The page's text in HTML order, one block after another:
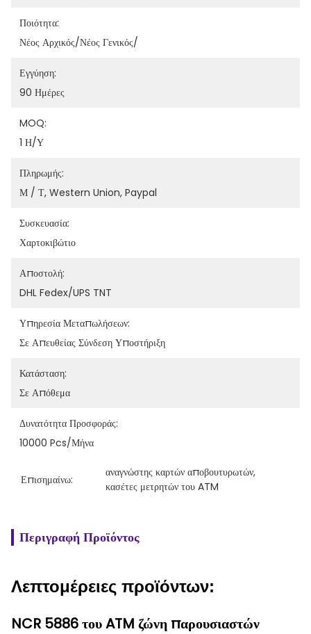
Ποιότητα:
Νέος Αρχικός/νέος Γενικός/
Εγγύηση:
90 Ημέρες
MOQ:
1 Η/υ
Πληρωμής:
Μ / Τ, Western Union, Paypal
Συσκευασία:
Χαρτοκιβώτιο
Αποστολή:
DHL Fedex/UPS TNT
Υπηρεσία Μεταπωλήσεων:
Σε Απευθείας Σύνδεση Υποστήριξη
Κατάσταση:
Σε Απόθεμα
Δυνατότητα Προσφοράς:
10000 Pcs/μήνα
Επισημαίνω:
αναγνώστης καρτών αποβουτυρωτών,
κασέτες μετρητών του ATM
Περιγραφή Προϊόντος
Λεπτομέρειες προϊόντων:
NCR 5886 του ATM ζώνη παρουσιαστών